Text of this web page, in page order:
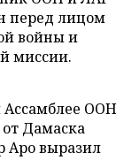
перед лицом
войны и
миссии.
Ассамблее ООН
Дамаска
Аро выразил